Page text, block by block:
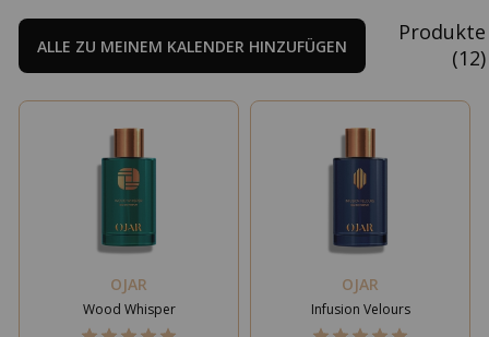
ALLE ZU MEINEM KALENDER HINZUFÜGEN
Produkte
(12)
OJAR
Wood Whisper
OJAR
Infusion Velours